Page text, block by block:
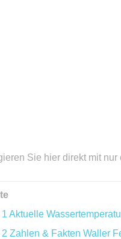
Sie hier direkt mit
1 Aktuelle
2 Zahlen & Fakten Waller